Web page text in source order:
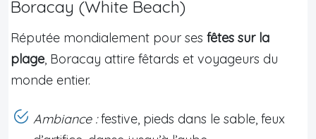
Boracay (White Beach)
Réputée mondialement pour ses fêtes sur la
plage, Boracay attire fêtards et voyageurs du
monde entier.
Ambiance :festive, pieds dans le sable, feux